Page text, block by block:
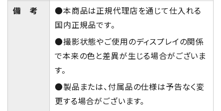
備 考
●本商品は正規代理店を通じて仕入れる
国内正規品です。
●撮影状態やご使用のディスプレイの関係
で本来の色と差異が生じる場合がございま
す。
●製品または、付属品の仕様は予告なく変
更する場合がございます。